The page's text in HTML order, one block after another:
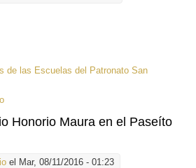
de las Escuelas del Patronato San
Honorio Maura en el Paseíto
el Mar, 08/11/2016 - 01:23